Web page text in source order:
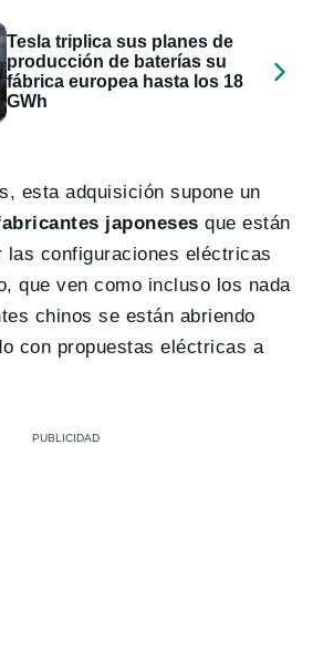
Tesla triplica sus planes de
producción de baterías su
fábrica europea hasta los 18
GWh
esta adquisición supone un
japoneses que están
las configuraciones eléctricas
que ven como incluso los nada
chinos se están abriendo
con propuestas eléctricas a